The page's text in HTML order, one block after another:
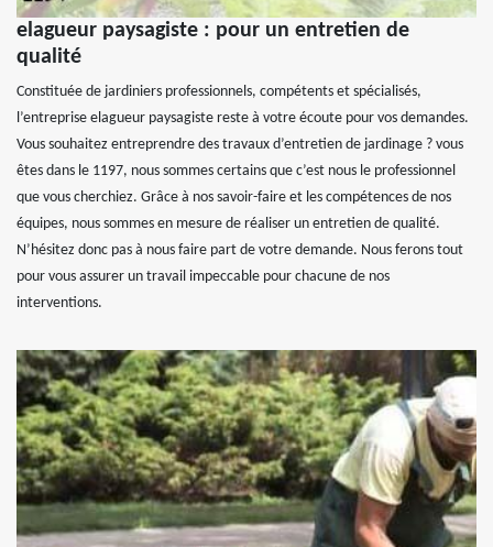
elagueur paysagiste : pour un entretien de
qualité
Constituée de jardiniers professionnels, compétents et spécialisés,
l’entreprise elagueur paysagiste reste à votre écoute pour vos demandes.
Vous souhaitez entreprendre des travaux d’entretien de jardinage ? vous
êtes dans le 1197, nous sommes certains que c’est nous le professionnel
que vous cherchiez. Grâce à nos savoir-faire et les compétences de nos
équipes, nous sommes en mesure de réaliser un entretien de qualité.
N’hésitez donc pas à nous faire part de votre demande. Nous ferons tout
pour vous assurer un travail impeccable pour chacune de nos
interventions.